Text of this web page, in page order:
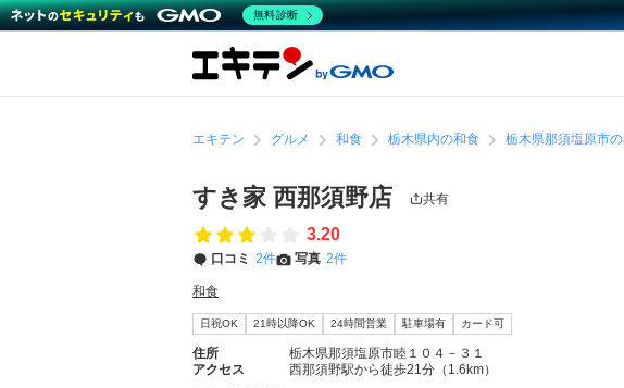
エキテン グルメ 和食 栃木県内の和食 栃木県那須塩原市
すき家 西那須野店 共有
3.20
口コミ 2件 写真 2件
和食
日祝OK 21時以降OK 24時間営業 駐車場有 カード可
住所
栃木県那須塩原市睦１０４－３１
アクセス
西那須野駅から徒歩21分（1.6km）
無料診断